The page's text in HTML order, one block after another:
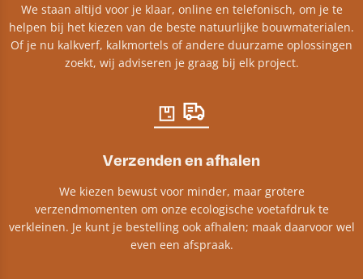
We staan altijd voor je klaar, online en telefonisch, om je te
helpen bij het kiezen van de beste natuurlijke bouwmaterialen.
Of je nu kalkverf, kalkmortels of andere duurzame oplossingen
zoekt, wij adviseren je graag bij elk project.​
Verzenden en afhalen
We kiezen bewust voor minder, maar grotere
verzendmomenten om onze ecologische voetafdruk te
verkleinen. Je kunt je bestelling ook afhalen; maak daarvoor wel
even een afspraak.